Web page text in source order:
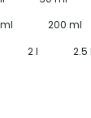
200 ml
2 l 2.5 l